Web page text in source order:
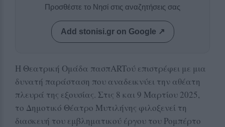
Προσθέστε το Νησί στις αναζητήσεις σας
Add stonisi.gr on Google ↗
Η Θεατρική Ομάδα πασπARTού επιστρέφει με μια
δυνατή παράσταση που αναδεικνύει την αθέατη
πλευρά της εξουσίας. Στις 8 και 9 Μαρτίου 2025,
το Δημοτικό Θέατρο Μυτιλήνης φιλοξενεί τη
διασκευή του εμβληματικού έργου του Ρομπέρτο